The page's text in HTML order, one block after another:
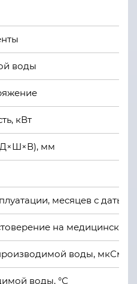
воды
кВт
мм
месяцев с даты
на медицинское
воды, мкСм/
воды, °С